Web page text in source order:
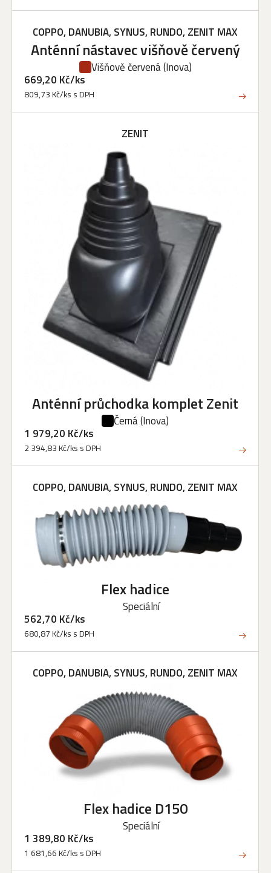
COPPO, DANUBIA, SYNUS, RUNDO, ZENIT MAX
Anténní nástavec višňově červený
Višňově červená(Inova)
669,20 Kč/ks
809,73 Kč/ks s DPH
ZENIT
Anténní průchodka komplet Zenit
Černá(Inova)
1 979,20 Kč/ks
2 394,83 Kč/ks s DPH
COPPO, DANUBIA, SYNUS, RUNDO, ZENIT MAX
Flex hadice
Speciální
562,70 Kč/ks
680,87 Kč/ks s DPH
COPPO, DANUBIA, SYNUS, RUNDO, ZENIT MAX
Flex hadice D150
Speciální
1 389,80 Kč/ks
1 681,66 Kč/ks s DPH